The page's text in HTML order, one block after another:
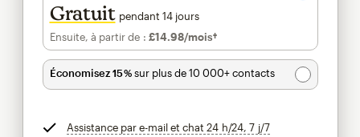
Gratuit pendant 14 jours
Ensuite, à partir de : £14.98/mois†par mois†
Économisez 15 %sur plus de 10 000+ contacts
Assistance par e-mail et chat 24 h/24, 7 j/7infobulle